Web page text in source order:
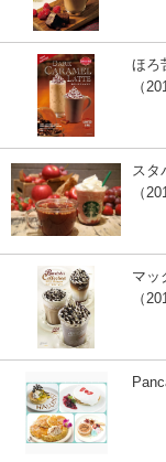
ほろ
（
スタ
（
マッ
（